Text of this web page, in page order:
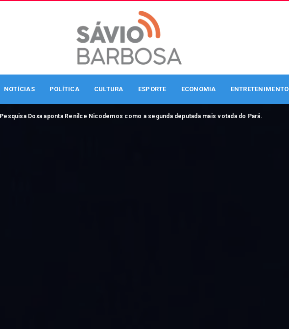
NOTÍCIAS POLÍTICA CULTURA ESPORTE ECONOMIA ENTRETENIMENTO
Pesquisa Doxa aponta Renilce Nicodemos como a segunda deputada mais votada do Pará.